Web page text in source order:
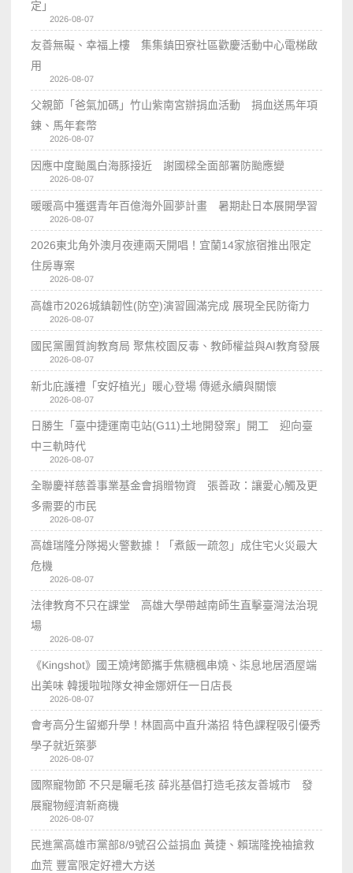
定」
2026-08-07
友善無礙、幸福上樓 集集鎮田寮社區歡慶活動中心電梯啟
用
2026-08-07
父親節「爸氣加碼」竹山紫南宮辦捐血活動 捐血送馬年項
鍊、馬年套幣
2026-08-07
因應中度颱風白海豚接近 謝國樑全面部署防颱應變
2026-08-07
暖暖高中獲選青年百億海外圓夢計畫 暑期赴日本展開學習
2026-08-07
2026東北角外澳月夜連兩天開唱！宜蘭14家旅宿推出限定
住房專案
2026-08-07
高雄市2026城鎮韌性(防空)演習圓滿完成 展現全民防衛力
2026-08-07
國民黨團質詢教育局 聚焦校園反毒、教師權益與AI教育發展
2026-08-07
新北庇護禮「安好植光」暖心登場 傳遞永續與關懷
2026-08-07
日勝生「臺中捷運南屯站(G11)土地開發案」開工 迎向臺
中三軌時代
2026-08-07
全聯慶祥慈善事業基金會捐贈物資 張善政：讓愛心觸及更
多需要的市民
2026-08-07
高雄瑞隆分隊揭火警數據！「煮飯一疏忽」成住宅火災最大
危機
2026-08-07
法律教育不只在課堂 高雄大學帶越南師生直擊臺灣法治現
場
2026-08-07
《Kingshot》國王燒烤節攜手焦糖楓串燒、柒息地居酒屋端
出美味 韓援啦啦隊女神金娜妍任一日店長
2026-08-07
會考高分生留鄉升學！林園高中直升滿招 特色課程吸引優秀
學子就近築夢
2026-08-07
國際寵物節 不只是曬毛孩 薛兆基倡打造毛孩友善城市 發
展寵物經濟新商機
2026-08-07
民進黨高雄市黨部8/9號召公益捐血 黃捷、賴瑞隆挽袖搶救
血荒 豐富限定好禮大方送